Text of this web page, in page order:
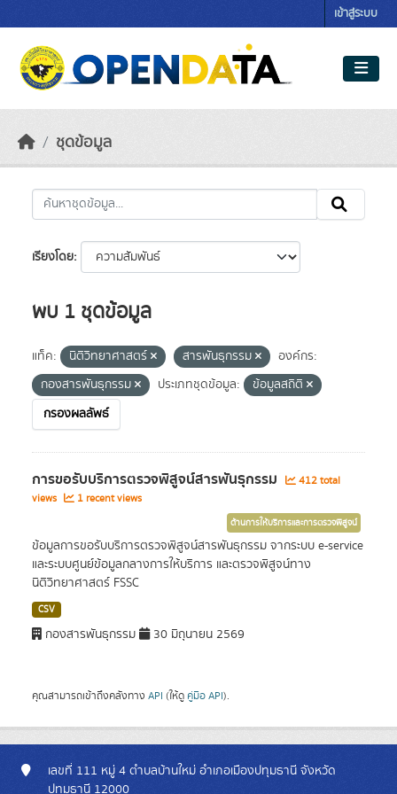
เข้าสู่ระบบ
ชุดข้อมูล
เรียงโดย
พบ 1 ชุดข้อมูล
แท็ค: นิติวิทยาศาสตร์ สารพันธุกรรม
องค์กร:
กองสารพันธุกรรม
ประเภทชุดข้อมูล:
ข้อมูลสถิติ
กรองผลลัพธ์
การขอรับบริการตรวจพิสูจน์สารพันธุกรรม
412 total
views
1 recent views
ด้านการให้บริการและการตรวจพิสูจน์
ข้อมูลการขอรับบริการตรวจพิสูจน์สารพันธุกรรม จากระบบ e-service
และระบบศูนย์ข้อมูลกลางการให้บริการ และตรวจพิสูจน์ทาง
นิติวิทยาศาสตร์ FSSC
CSV
กองสารพันธุกรรม 30 มิถุนายน 2569
คุณสามารถเข้าถึงคลังทาง API (ให้ดู คู่มือ API).
เลขที่ 111 หมู่ 4 ตำบลบ้านใหม่ อำเภอเมืองปทุมธานี จังหวัด
ปทุมธานี 12000